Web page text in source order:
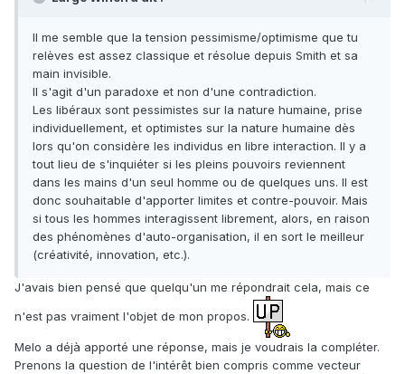
Il me semble que la tension pessimisme/optimisme que tu
relèves est assez classique et résolue depuis Smith et sa
main invisible.
Il s'agit d'un paradoxe et non d'une contradiction.
Les libéraux sont pessimistes sur la nature humaine, prise
individuellement, et optimistes sur la nature humaine dès
lors qu'on considère les individus en libre interaction. Il y a
tout lieu de s'inquiéter si les pleins pouvoirs reviennent
dans les mains d'un seul homme ou de quelques uns. Il est
donc souhaitable d'apporter limites et contre-pouvoir. Mais
si tous les hommes interagissent librement, alors, en raison
des phénomènes d'auto-organisation, il en sort le meilleur
(créativité, innovation, etc.).
J'avais bien pensé que quelqu'un me répondrait cela, mais ce
n'est pas vraiment l'objet de mon propos.
Melo a déjà apporté une réponse, mais je voudrais la compléter.
Prenons la question de l'intérêt bien compris comme vecteur